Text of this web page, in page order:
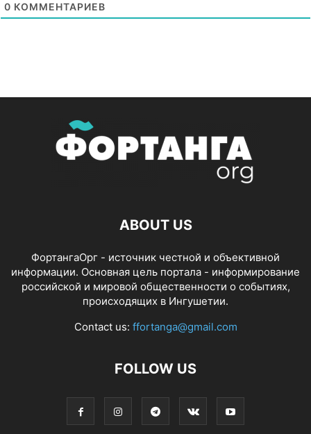
0 КОММЕНТАРИЕВ
ABOUT US
ФортангаОрг - источник честной и объективной
информации. Основная цель портала - информирование
российской и мировой общественности о событиях,
происходящих в Ингушетии.
Contact us: ffortanga@gmail.com
FOLLOW US